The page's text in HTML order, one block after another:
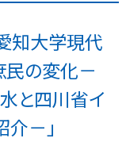
知大学現代
の変化－
と四川省イ
介－｣